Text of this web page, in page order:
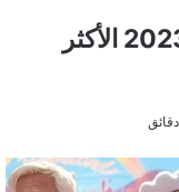
بعد ظاهرة “باربنهايمر”.. عام 2023 الأكثر